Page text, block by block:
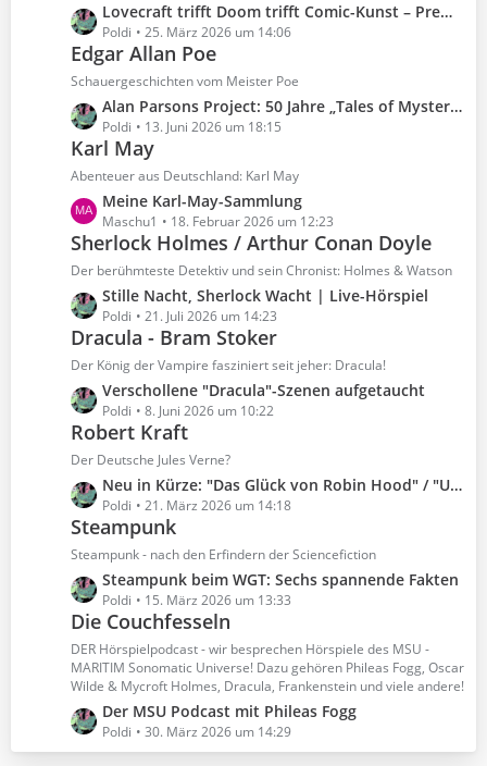
e
B
i
t
r
ä
g
e
L
e
t
z
e
B
i
t
r
ä
g
e
Lovecraft trifft Doom trifft Comic-Kunst – Premiere in Berlin
Poldi 25. März 2026 um 14:06
Edgar Allan Poe
Schauergeschichten vom Meister Poe
L
e
t
z
e
B
i
t
r
ä
g
e
Alan Parsons Project: 50 Jahre „Tales of Mystery and Imagination“
Poldi 13. Juni 2026 um 18:15
Karl May
Abenteuer aus Deutschland: Karl May
L
e
t
z
e
B
i
t
r
ä
g
e
Meine Karl-May-Sammlung
Maschu1 18. Februar 2026 um 12:23
Sherlock Holmes / Arthur Conan Doyle
Der berühmteste Detektiv und sein Chronist: Holmes & Watson
L
e
t
z
e
B
i
t
r
ä
g
e
Stille Nacht, Sherlock Wacht | Live-Hörspiel
Poldi 21. Juli 2026 um 14:23
Dracula - Bram Stoker
Der König der Vampire fasziniert seit jeher: Dracula!
L
e
t
z
e
B
i
t
r
ä
g
e
Verschollene "Dracula"-Szenen aufgetaucht
Poldi 8. Juni 2026 um 10:22
Robert Kraft
Der Deutsche Jules Verne?
L
e
t
z
e
B
i
t
ä
Neu in Kürze: "Das Glück von Robin Hood" / "Untersee-Teufel"
Poldi 21. März 2026 um 14:18
Steampunk
Steampunk - nach den Erfindern der Sciencefiction
L
e
t
z
t
e
B
e
i
Steampunk beim WGT: Sechs spannende Fakten
Poldi 15. März 2026 um 13:33
Die Couchfesseln
DER Hörspielpodcast - wir besprechen Hörspiele des MSU -
MARITIM Sonomatic Universe! Dazu gehören Phileas Fogg, Oscar
Wilde & Mycroft Holmes, Dracula, Frankenstein und viele andere!
L
e
t
Der MSU Podcast mit Phileas Fogg
Poldi 30. März 2026 um 14:29